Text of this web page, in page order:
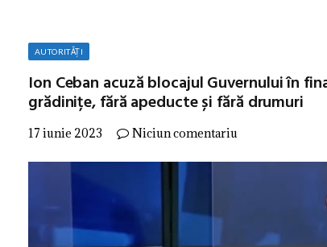
AUTORITĂȚI
Ion Ceban acuză blocajul Guvernului în
grădinițe, fără apeducte și fără drumuri
17 iunie 2023 Niciun comentariu